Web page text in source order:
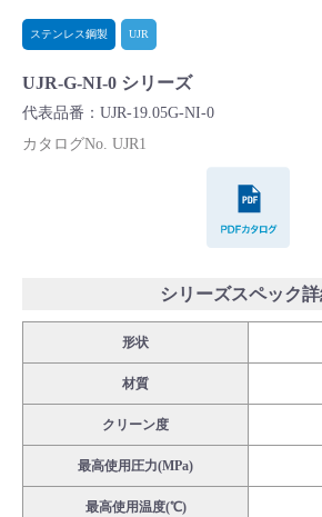
よくあるご質問(FAQ)・用語集
Cv値・流量計算ツール
バルブと継手のきほん
説明会・講習会
ログイン
会社情報
Corporate Blog
ステンレス鋼製 UJR
UJR-G-NI-0 シリーズ
代表品番：UJR-19.05G-NI-0
カタログNo. UJR1
シリーズスペック詳
形状
材質
クリーン度
最高使用圧力(MPa)
最高使用温度(℃)